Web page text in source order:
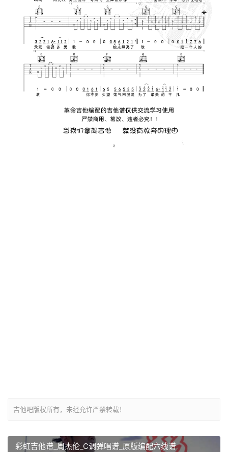
吉他吧版权所有，未经允许严禁转载！
彩虹吉他谱_周杰伦_C调弹唱谱_原版编配六线谱